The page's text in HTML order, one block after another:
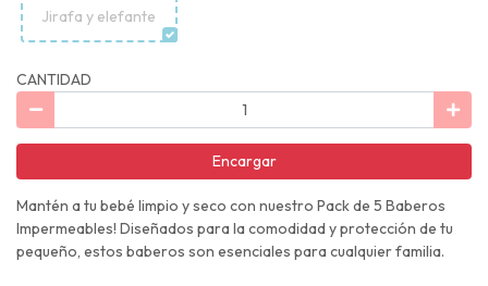
Jirafa y elefante
CANTIDAD
Encargar
Mantén a tu bebé limpio y seco con nuestro Pack de 5 Baberos
Impermeables! Diseñados para la comodidad y protección de tu
pequeño, estos baberos son esenciales para cualquier familia.